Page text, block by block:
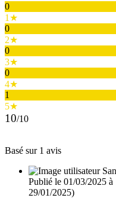
0
1★
0
2★
0
3★
0
4★
1
5★
10/10
Basé sur 1 avis
Publié le 01/03/2025 à
29/01/2025)